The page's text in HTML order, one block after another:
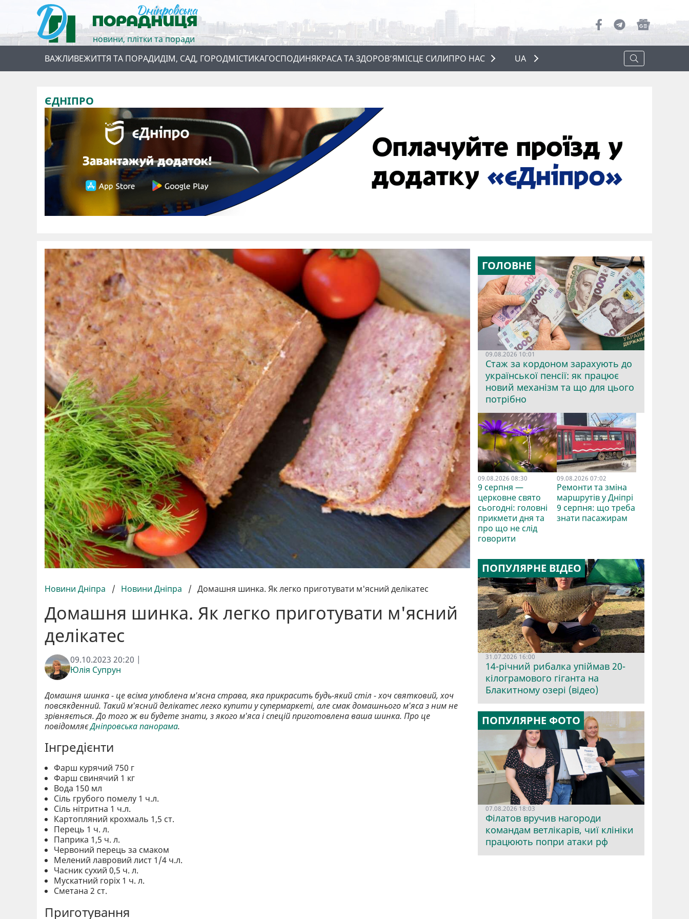
новини, плітки та поради
ВАЖЛИВЕЖИТТЯ ТА ПОРАДИДІМ, САД, ГОРОДМІСТИКАГОСПОДИНЯКРАСА ТА ЗДОРОВ’ЯМІСЦЕ СИЛИПРО НАС
UA
ЄДНІПРО
Новини Дніпра / Новини Дніпра / Домашня шинка. Як легко приготувати м'ясний делікатес
Домашня шинка. Як легко приготувати м'ясний
делікатес
09.10.2023 20:20 |
Юлія Супрун
Домашня шинка - це всіма улюблена м'ясна страва, яка прикрасить будь-який стіл - хоч святковий, хоч
повсякденний. Такий м'ясний делікатес легко купити у супермаркеті, але смак домашнього м'яса з ним не
зрівняється. До того ж ви будете знати, з якого м'яса і спецій приготовлена ваша шинка. Про це
повідомляєДніпровська панорама.
Інгредієнти
Фарш курячий 750 г
Фарш свинячий 1 кг
Вода 150 мл
Сіль грубого помелу 1 ч.л.
Сіль нітритна 1 ч.л.
Картопляний крохмаль 1,5 ст.
Перець 1 ч. л.
Паприка 1,5 ч. л.
Червоний перець за смаком
Мелений лавровий лист 1/4 ч.л.
Часник сухий 0,5 ч. л.
Мускатний горіх 1 ч. л.
Сметана 2 ст.
Приготування
ГОЛОВНЕ
09.08.2026 10:01
Стаж за кордоном зарахують до
української пенсії: як працює
новий механізм та що для цього
потрібно
09.08.2026 08:30
9 серпня —
церковне свято
сьогодні: головні
прикмети дня та
про що не слід
говорити
09.08.2026 07:02
Ремонти та зміна
маршрутів у Дніпрі
9 серпня: що треба
знати пасажирам
ПОПУЛЯРНЕ ВІДЕО
31.07.2026 16:00
14-річний рибалка упіймав 20-
кілограмового гіганта на
Блакитному озері (відео)
ПОПУЛЯРНЕ ФОТО
07.08.2026 18:03
Філатов вручив нагороди
командам ветлікарів, чиї клініки
працюють попри атаки рф